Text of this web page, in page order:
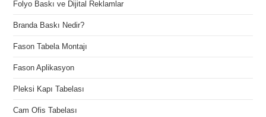
Folyo Baskı ve Dijital Reklamlar
Branda Baskı Nedir?
Fason Tabela Montajı
Fason Aplikasyon
Pleksi Kapı Tabelası
Cam Ofis Tabelası